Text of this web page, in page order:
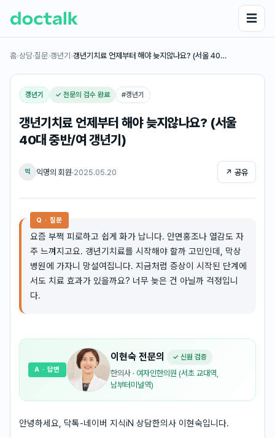
☰
홈›상담·질문›갱년기 ›갱년기치료 언제부터 해야 늦지않나요? (서울 40…
갱년기 ✓ 전문의 검수 완료 #갱년기
갱년기치료 언제부터 해야 늦지않나요? (서울
40대 중반/여 갱년기)
익 익명의 회원·2025.05.20 ↗ 공유
Q · 질문
요즘 부쩍 피로하고 쉽게 화가 납니다. 안면홍조나 열감도 자
주 느껴지고요. 갱년기치료를 시작해야 할까 고민인데, 막상
병원에 가자니 망설여집니다. 지금처럼 증상이 시작된 단계에
서도 치료 효과가 있을까요? 너무 늦은 건 아닐까 걱정입니
다.
이현숙 전문의 ✓ 신원 검증
한의사 · 여자인한의원 (서초 교대역,
남부터미널역)
A · 답변
안녕하세요, 닥톡-네이버 지식iN 상담한의사 이현숙입니다.